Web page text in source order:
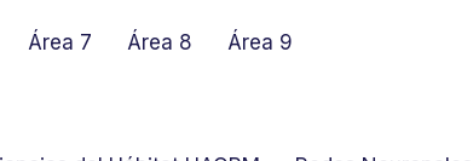
Área 7 Área 8 Área 9